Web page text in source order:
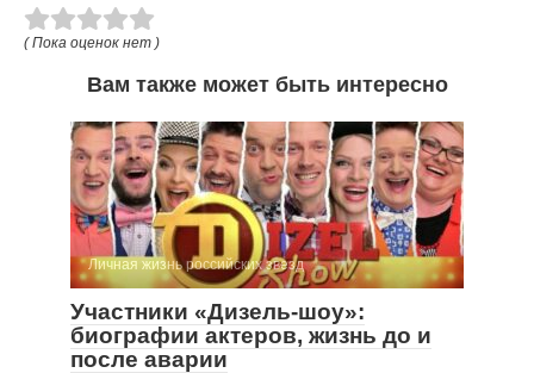
( Пока оценок нет )
Вам также может быть интересно
Личная жизнь российских звезд
Участники «Дизель-шоу»:
биографии актеров, жизнь до и
после аварии